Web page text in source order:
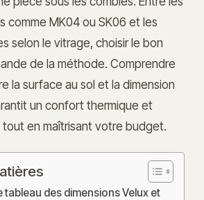
comme MK04 ou SK06 et les
selon le vitrage, choisir le bon
de la méthode. Comprendre
la surface au sol et la dimension
un confort thermique et
tout en maîtrisant votre budget.
tableau des dimensions Velux et